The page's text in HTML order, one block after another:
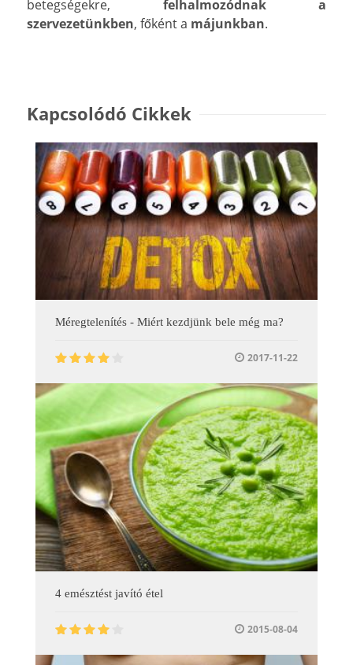
betegségekre, felhalmozódnak a
szervezetünkben, főként a májunkban.
Kapcsolódó Cikkek
Méregtelenítés - Miért kezdjünk bele még ma?
2017-11-22
4 emésztést javító étel
2015-08-04